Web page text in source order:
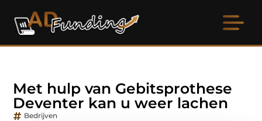
Met hulp van Gebitsprothese
Deventer kan u weer lachen
Bedrijven